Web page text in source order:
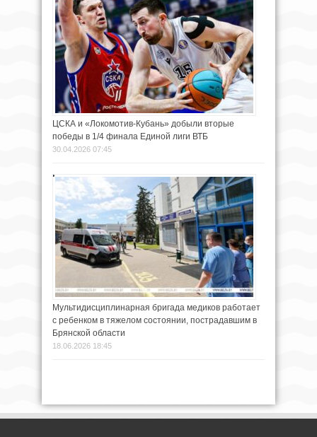
ЦСКА и «Локомотив-Кубань» добыли вторые
победы в 1/4 финала Единой лиги ВТБ
30.04.2026 07:45
Мультидисциплинарная бригада медиков работает
с ребенком в тяжелом состоянии, пострадавшим в
Брянской области
18.06.2026 18:45